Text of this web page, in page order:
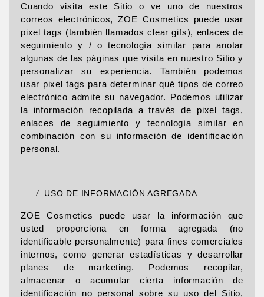
Cuando visita este Sitio o ve uno de nuestros
correos electrónicos, ZOE Cosmetics puede usar
pixel tags (también llamados clear gifs), enlaces de
seguimiento y / o tecnología similar para anotar
algunas de las páginas que visita en nuestro Sitio y
personalizar su experiencia. También podemos
usar pixel tags para determinar qué tipos de correo
electrónico admite su navegador. Podemos utilizar
la información recopilada a través de pixel tags,
enlaces de seguimiento y tecnología similar en
combinación con su información de identificación
personal.
USO DE INFORMACIÓN AGREGADA
ZOE Cosmetics puede usar la información que
usted proporciona en forma agregada (no
identificable personalmente) para fines comerciales
internos, como generar estadísticas y desarrollar
planes de marketing. Podemos recopilar,
almacenar o acumular cierta información de
identificación no personal sobre su uso del Sitio,